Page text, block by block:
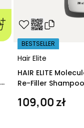
Hair Elite
BESTSELLER
HAIR ELITE
Re-Filler
109,00 zł